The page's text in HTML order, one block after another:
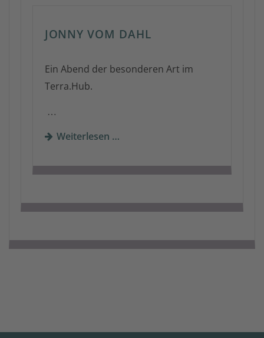
JONNY VOM DAHL
Ein Abend der besonderen Art im
Terra.Hub.
…
Weiterlesen …